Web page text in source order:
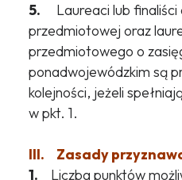
5. Laureaci lub finaliści
przedmiotowej oraz
przedmiotowego o
ponadwojewódzkim są
kolejności, jeżeli
w pkt. 1.
III. Zasady
1. Liczba punktów